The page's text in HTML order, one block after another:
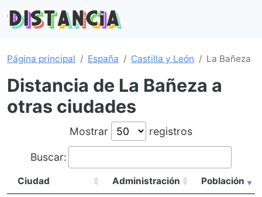
Página principal España Castilla y León La Bañeza
Distancia de La Bañeza a
otras ciudades
Mostrar registros
Buscar:
Ciudad Administración Población